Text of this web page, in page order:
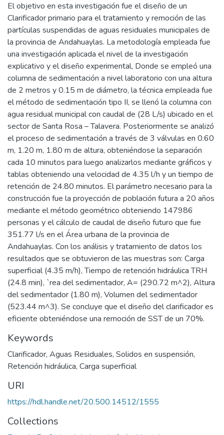
El objetivo en esta investigación fue el diseño de un
Clarificador primario para el tratamiento y remoción de las
partículas suspendidas de aguas residuales municipales de
la provincia de Andahuaylas. La metodología empleada fue
una investigación aplicada el nivel de la investigación
explicativo y el diseño experimental, Donde se empleó una
columna de sedimentación a nivel laboratorio con una altura
de 2 metros y 0.15 m de diámetro, la técnica empleada fue
el método de sedimentación tipo II, se llenó la columna con
agua residual municipal con caudal de (28 L/s) ubicado en el
sector de Santa Rosa – Talavera. Posteriormente se analizó
el proceso de sedimentación a través de 3 válvulas en 0.60
m, 1.20 m, 1.80 m de altura, obteniéndose la separación
cada 10 minutos para luego analizarlos mediante gráficos y
tablas obteniendo una velocidad de 4.35 l/h y un tiempo de
retención de 24.80 minutos. El parámetro necesario para la
construcción fue la proyección de población futura a 20 años
mediante el método geométrico obteniendo 147986
personas y el cálculo de caudal de diseño futuro que fue
351.77 l/s en el Área urbana de la provincia de
Andahuaylas. Con los análisis y tratamiento de datos los
resultados que se obtuvieron de las muestras son: Carga
superficial (4.35 m/h), Tiempo de retención hidráulica TRH
(24.8 min), `rea del sedimentador, A= (290.72 m^2), Altura
del sedimentador (1.80 m), Volumen del sedimentador
(523.44 m^3). Se concluye que el diseño del clarificador es
eficiente obteniéndose una remoción de SST de un 70%.
Keywords
Clarificador, Aguas Residuales, Solidos en suspensión,
Retención hidráulica, Carga superficial
URI
https://hdl.handle.net/20.500.14512/1555
Collections